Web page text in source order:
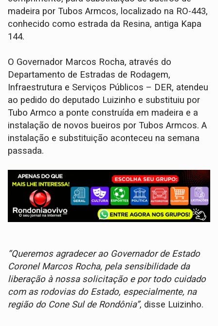
madeira por Tubos Armcos, localizado na RO-443,
conhecido como estrada da Resina, antiga Kapa
144.
O Governador Marcos Rocha, através do
Departamento de Estradas de Rodagem,
Infraestrutura e Serviços Públicos – DER, atendeu
ao pedido do deputado Luizinho e substituiu por
Tubo Armco a ponte construída em madeira e a
instalação de novos bueiros por Tubos Armcos. A
instalação e substituição aconteceu na semana
passada.
“Queremos agradecer ao Governador de Estado
Coronel Marcos Rocha, pela sensibilidade da
liberação à nossa solicitação e por todo cuidado
com as rodovias do Estado, especialmente, na
região do Cone Sul de Rondônia”, disse Luizinho.